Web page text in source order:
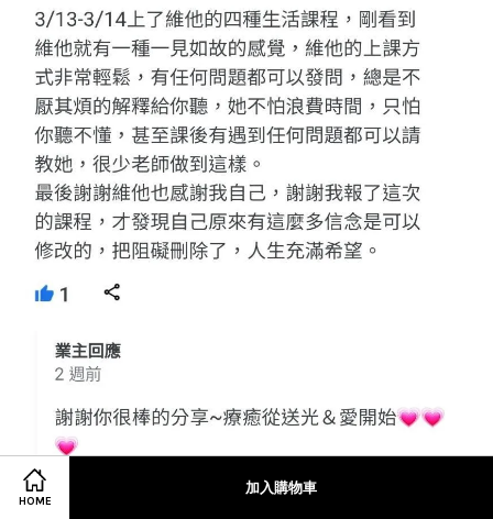
HOME
加入購物車